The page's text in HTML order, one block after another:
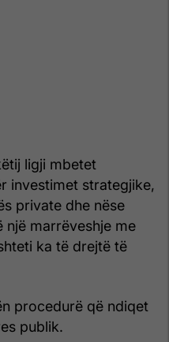
ligji mbetet
investimet strategjike,
private dhe nëse
një marrëveshje me
ka të drejtë të
procedurë që ndiqet
publik.